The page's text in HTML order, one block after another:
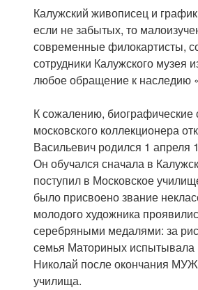
Калужский живописец и
если не забытых, то
современные филокартисты,
сотрудники Калужского музея
любое обращение к наследию
К сожалению, биографические
московского коллекционера
Васильевич родился 1 апреля
Он обучался сначала в
поступил в Московское
было присвоено звание
молодого художника
серебряными медалями: за
семья Маториных испытывала
Николай после окончания
училища.